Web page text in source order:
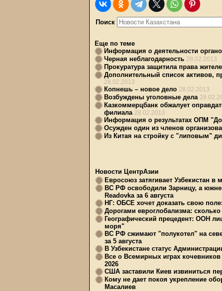
Поиск
Еще по теме
Информация о деятельности
Черная неблагодарность 28.02.2013
Прокуратура защитила права
Дополнительный список активов,
28.02.2013
Копнешь – новое дело 28.02.2013
Возбуждены уголовные дела
Казкоммерцбанк обжалует
филиала 28.02.2013
Информация о результатах ОПМ
Осужден один из членов
Из Китая на стройку с "липовым"
Новости ЦентрАзии
Евросоюз затягивает Узбекистан
ВС РФ освободили Зарницу, а
Readovka за 6 августа
НГ: ОБСЕ хочет доказать свою
Дорогами евроглобализма:
Географический прецедент: ООН
моря"
ВС РФ сжимают "полукотел" на
за 5 августа
В Узбекистане статус
Все о Всемирных играх
2026
США заставили Киев извиниться
Кому не дает покоя укрепление
Масалиев